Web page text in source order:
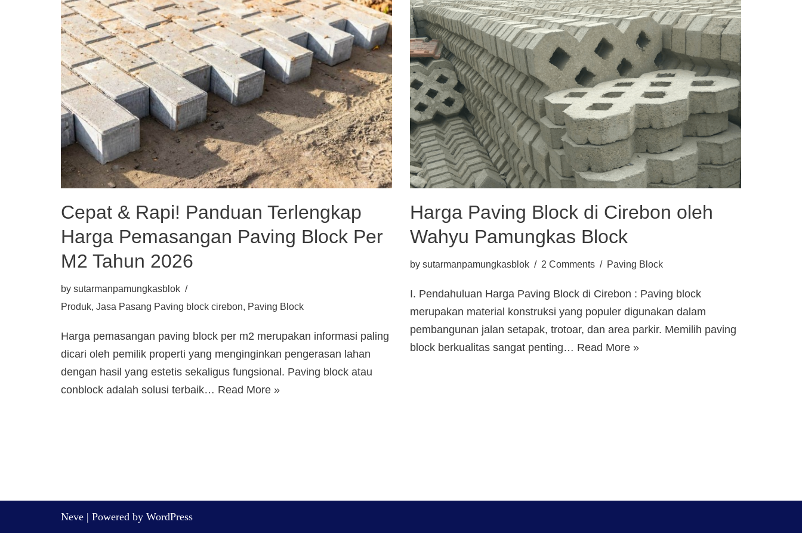
Cepat & Rapi! Panduan Terlengkap
Harga Pemasangan Paving Block Per
M2 Tahun 2026
by sutarmanpamungkasblok
Produk, Jasa Pasang Paving block cirebon, Paving Block
Harga pemasangan paving block per m2 merupakan informasi paling
dicari oleh pemilik properti yang menginginkan pengerasan lahan
dengan hasil yang estetis sekaligus fungsional. Paving block atau
conblock adalah solusi terbaik… Read More »
Harga Paving Block di Cirebon oleh
Wahyu Pamungkas Block
by sutarmanpamungkasblok 2 Comments Paving Block
I. Pendahuluan Harga Paving Block di Cirebon : Paving block
merupakan material konstruksi yang populer digunakan dalam
pembangunan jalan setapak, trotoar, dan area parkir. Memilih paving
block berkualitas sangat penting… Read More »
Neve | Powered by WordPress